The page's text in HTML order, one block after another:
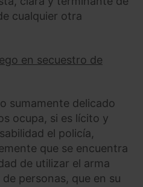
cualquier otra
en secuestro de
sumamente delicado
ocupa, si es lícito y
el policía,
que se encuentra
de utilizar el arma
personas, que en su